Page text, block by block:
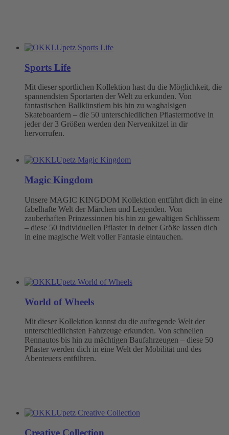
Sports Life
Mit dieser sportlichen Kollektion hast du die Möglichkeit, die
spannendsten Sportarten der Welt zu erkunden. Von
fantastischen Ballkünstlern bis hin zu waghalsigen
Skateboardern – die 50 unterschiedlichen Pflastermotive in
jeder der 3 Größen werden den Nervenkitzel in dir
hervorrufen.
Magic Kingdom
Unsere MAGIC KINGDOM Kollektion entführt dich in eine
fabelhafte Welt der Märchen und Legenden. Von
zauberhaften Prinzessinnen bis hin zu gewaltigen Schlössern
– diese 50 individuellen Pflaster in deiner Größe lassen dich
in eine magische Welt voller Fantasie eintauchen.
World of Wheels
Mit dieser Kollektion kannst du die aufregende Welt der
unterschiedlichsten Fahrzeuge erkunden. Von schnellen
Rennautos bis hin zu mächtigen Baufahrzeugen – diese 50
Pflaster werden dich in eine Welt der Mobilität und des
Abenteuers entführen.
Creative Collection